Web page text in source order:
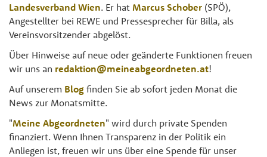
Landesverband Wien. Er hat Marcus Schober (SPÖ),
Angestellter bei REWE und Pressesprecher für Billa, als
Vereinsvorsitzender abgelöst.
Über Hinweise auf neue oder geänderte Funktionen freuen
wir uns an redaktion@meineabgeordneten.at!
Auf unserem Blog finden Sie ab sofort jeden Monat die
News zur Monatsmitte.
"Meine Abgeordneten" wird durch private Spenden
finanziert. Wenn Ihnen Transparenz in der Politik ein
Anliegen ist, freuen wir uns über eine Spende für unser